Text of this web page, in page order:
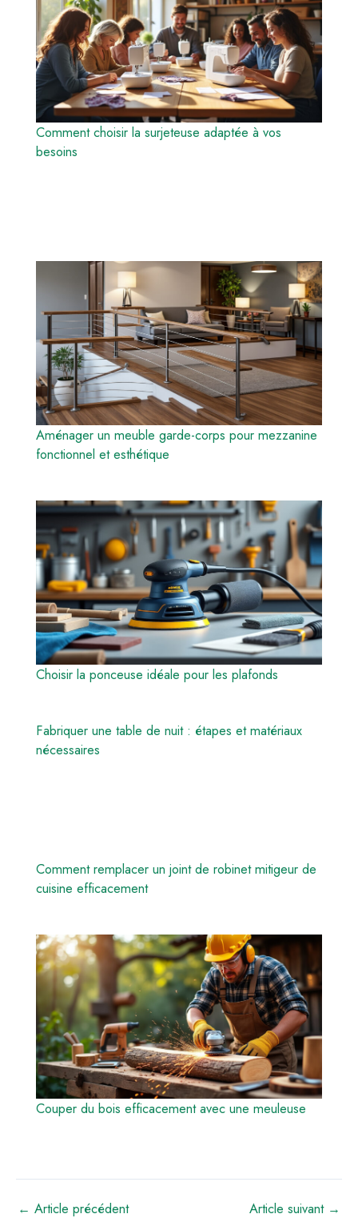
Comment choisir la surjeteuse adaptée à vos
besoins
Aménager un meuble garde-corps pour mezzanine
fonctionnel et esthétique
Choisir la ponceuse idéale pour les plafonds
Fabriquer une table de nuit : étapes et matériaux
nécessaires
Comment remplacer un joint de robinet mitigeur de
cuisine efficacement
Couper du bois efficacement avec une meuleuse
← Article précédent Article suivant →